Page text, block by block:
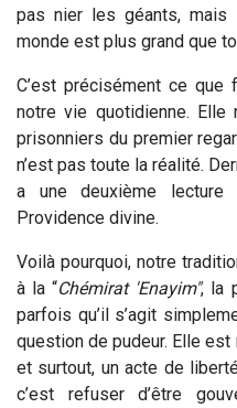
pas nier les géants,
monde est plus grand que
C’est précisément ce
notre vie quotidienne.
prisonniers du premier
n’est pas toute la réalité.
a une deuxième lecture
Providence divine.
Voilà pourquoi, notre
à la “Chémirat 'Enayim", la
parfois qu’il s’agit
question de pudeur. Elle
et surtout, un acte de
c’est refuser d’être